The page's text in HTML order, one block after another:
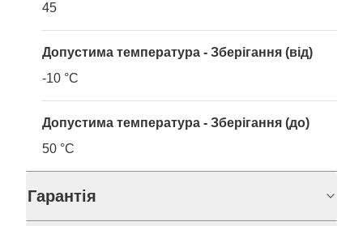
45
Допустима температура - Зберігання (від)
-10 °C
Допустима температура - Зберігання (до)
50 °C
Гарантія